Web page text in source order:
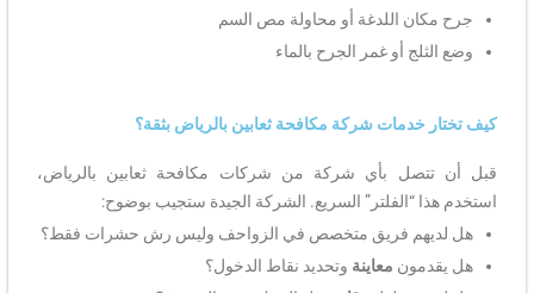
جرح مكان اللدغة أو محاولة مص السم
وضع الثلج أو غمر الجرح بالماء
كيف تختار خدمات شركة مكافحة ثعابين بالرياض بثقة؟
قبل أن تتصل بأي شركة من شركات مكافحة ثعابين بالرياض،
استخدم هذا “الفلتر” السريع. الشركة الجيدة ستجيب بوضوح:
هل لديهم فريق متخصص في الزواحف وليس رش حشرات فقط؟
هل يقدمونمعاينةوتحديد نقاط الدخول؟